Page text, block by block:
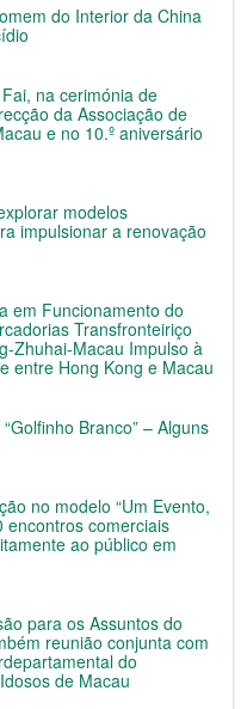
do Interior da China
na cerimónia de
da Associação de
e no 10.º aniversário
modelos
impulsionar a renovação
em Funcionamento do
Transfronteiriço
Zhuhai-Macau Impulso à
entre Hong Kong e Macau
Branco” – Alguns
no modelo “Um Evento,
encontros comerciais
ao público em
para os Assuntos do
reunião conjunta com
do
de Macau